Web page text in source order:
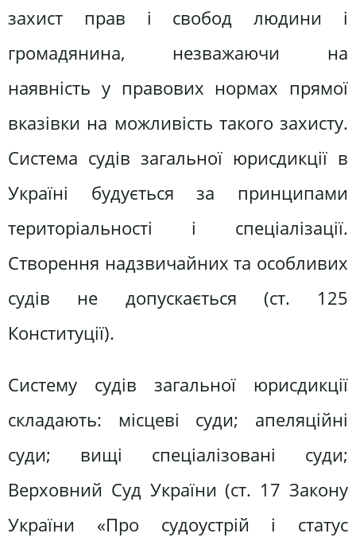
захист прав і свобод людини і
громадянина, незважаючи на
наявність у правових нормах прямої
вказівки на можливість такого захисту.
Система судів загальної юрисдикції в
Україні будується за принципами
територіальності і спеціалізації.
Створення надзвичайних та особливих
судів не допускається (ст. 125
Конституції).
Систему судів загальної юрисдикції
складають: місцеві суди; апеляційні
суди; вищі спеціалізовані суди;
Верховний Суд України (ст. 17 Закону
України «Про судоустрій і статус